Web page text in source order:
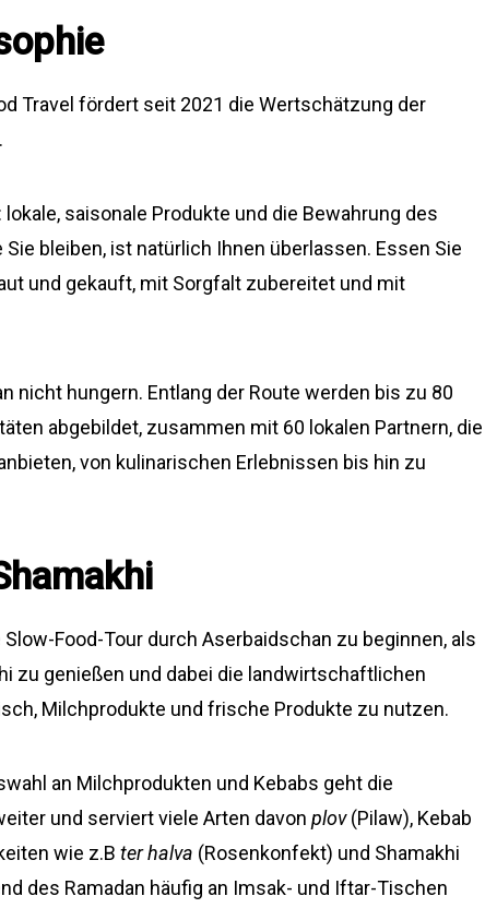
Travel fördert seit 2021 die Wertschätzung der
saisonale Produkte und die Bewahrung des
bleiben, ist natürlich Ihnen überlassen. Essen Sie
und gekauft, mit Sorgfalt zubereitet und mit
nicht hungern. Entlang der Route werden bis zu 80
abgebildet, zusammen mit 60 lokalen Partnern, die
von kulinarischen Erlebnissen bis hin zu
Food-Tour durch Aserbaidschan zu beginnen, als
zu genießen und dabei die landwirtschaftlichen
Milchprodukte und frische Produkte zu nutzen.
an Milchprodukten und Kebabs geht die
und serviert viele Arten davonplov(Pilaw), Kebab
wie z.Bter halva (Rosenkonfekt) und Shamakhi
des Ramadan häufig an Imsak- und Iftar-Tischen